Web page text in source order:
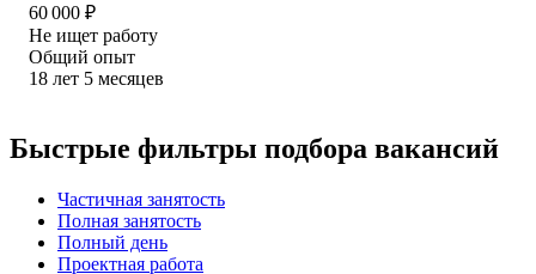
60 000 ₽
Не ищет работу
Общий опыт
18 лет 5 месяцев
Быстрые фильтры подбора вакансий
Частичная занятость
Полная занятость
Полный день
Проектная работа